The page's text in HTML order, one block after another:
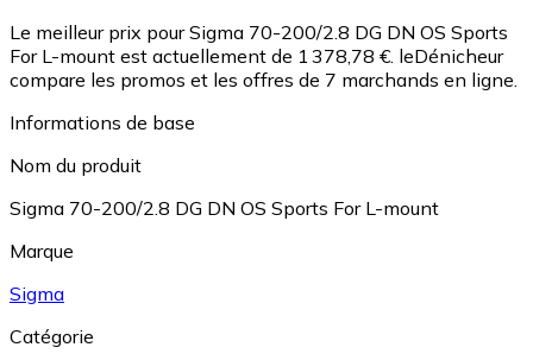
Le meilleur prix pour Sigma 70-200/2.8 DG DN OS Sports
For L-mount est actuellement de 1 378,78 €. leDénicheur
compare les promos et les offres de 7 marchands en ligne.
Informations de base
Nom du produit
Sigma 70-200/2.8 DG DN OS Sports For L-mount
Marque
Sigma
Catégorie